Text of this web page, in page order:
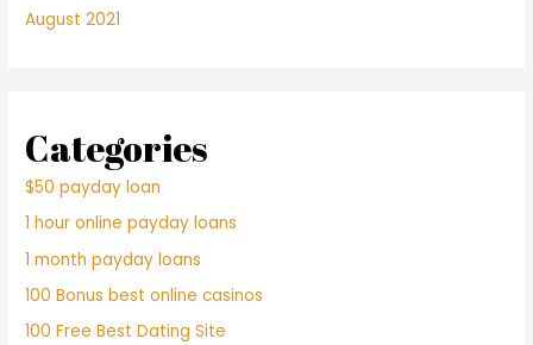
August 2021
Categories
$50 payday loan
1 hour online payday loans
1 month payday loans
100 Bonus best online casinos
100 Free Best Dating Site